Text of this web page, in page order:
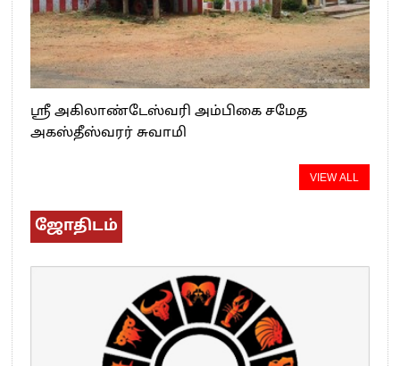
ஸ்ரீ அகிலாண்டேஸ்வரி அம்பிகை சமேத
அகஸ்தீஸ்வரர் சுவாமி
VIEW ALL
ஜோதிடம்